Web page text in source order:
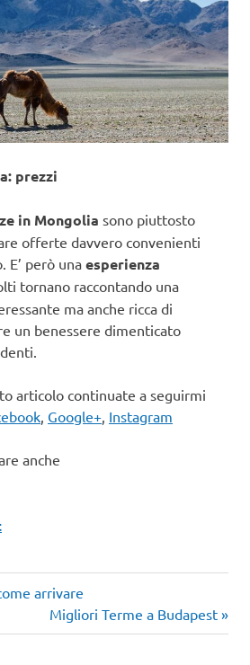
prezzi
in Mongolia sono piuttosto
offerte davvero convenienti
E’ però una esperienza
tornano raccontando una
ma anche ricca di
un benessere dimenticato
articolo continuate a seguirmi
Google+ Instagram
anche
arrivare
Articolo
successivo:
Migliori Terme a Budapest